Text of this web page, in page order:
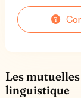
Les
linguistique